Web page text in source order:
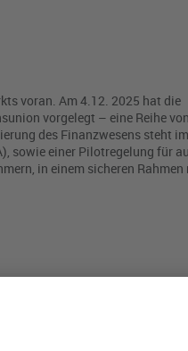
voran. Am 4.12. 2025 hat die
vorgelegt – eine Reihe von
des Finanzwesens steht
sowie einer Pilotregelung für
in einem sicheren Rahmen
Wertpapiere. In
Rahmen.